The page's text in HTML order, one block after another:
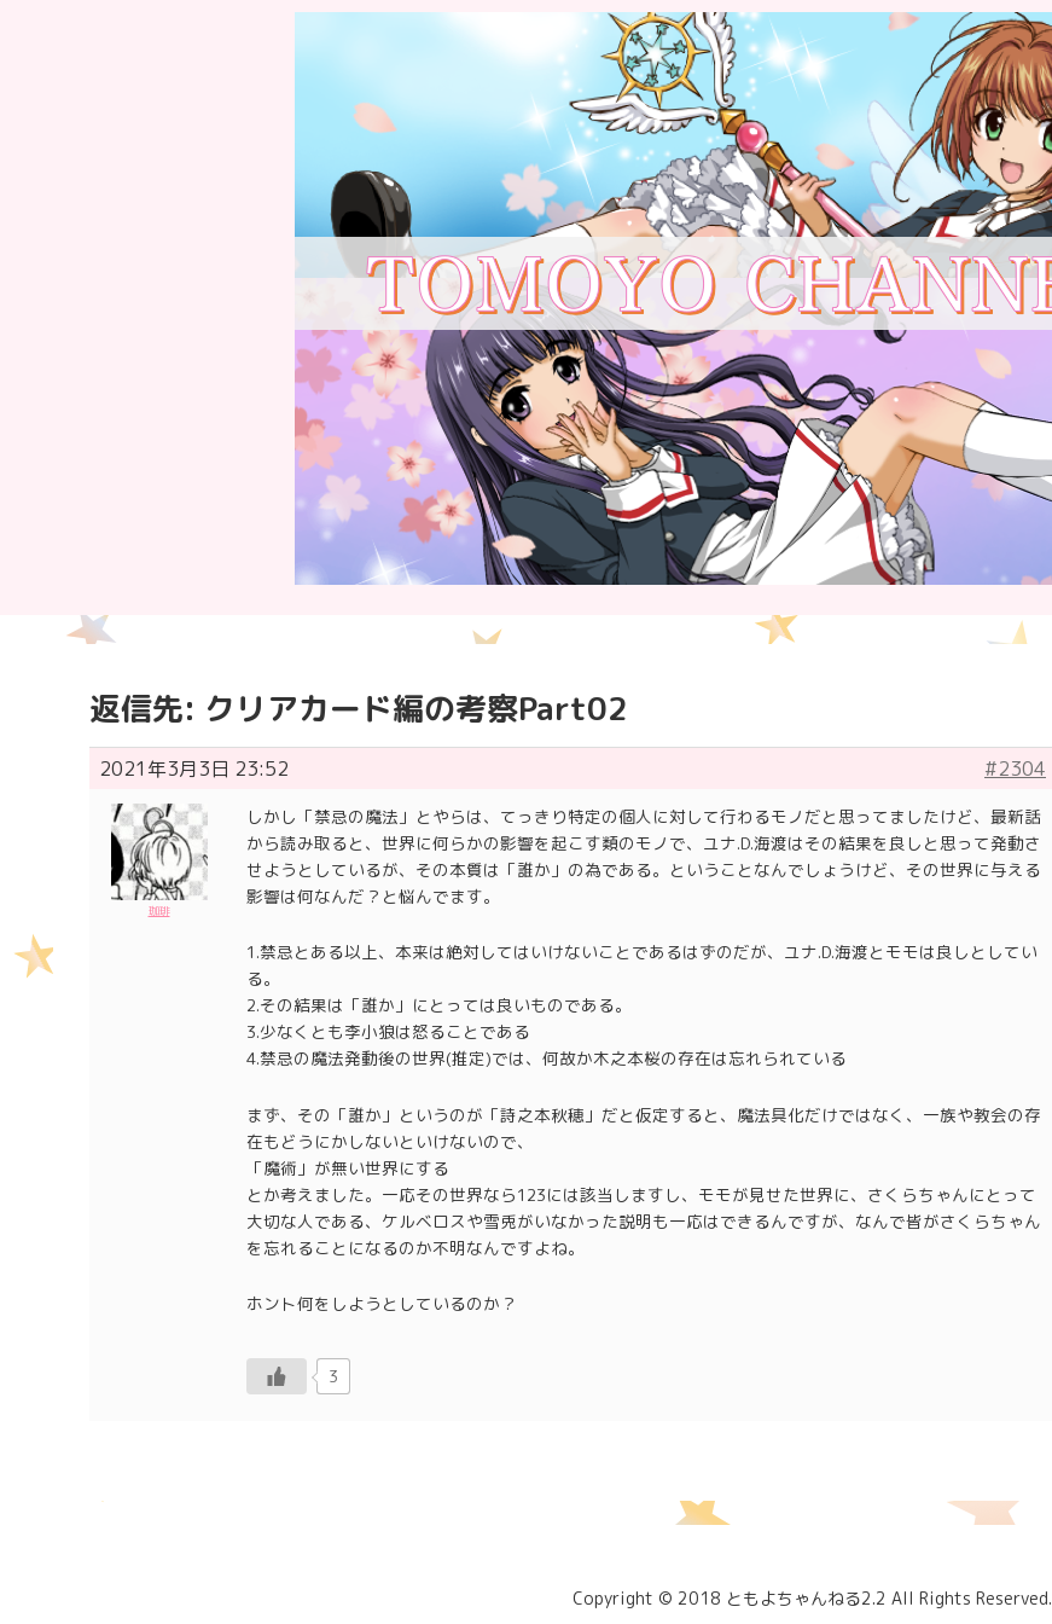
返信先: クリアカード編の考察Part02
2021年3月3日 23:52 #2304
珈琲
しかし「禁忌の魔法」とやらは、てっきり特定の個人に対して行わるモノだと思ってましたけど、最新話
から読み取ると、世界に何らかの影響を起こす類のモノで、ユナ.D.海渡はその結果を良しと思って発動さ
せようとしているが、その本質は「誰か」の為である。ということなんでしょうけど、その世界に与える
影響は何なんだ？と悩んでます。
1.禁忌とある以上、本来は絶対してはいけないことであるはずのだが、ユナ.D.海渡とモモは良しとしてい
る。
2.その結果は「誰か」にとっては良いものである。
3.少なくとも李小狼は怒ることである
4.禁忌の魔法発動後の世界(推定)では、何故か木之本桜の存在は忘れられている
まず、その「誰か」というのが「詩之本秋穂」だと仮定すると、魔法具化だけではなく、一族や教会の存
在もどうにかしないといけないので、
「魔術」が無い世界にする
とか考えました。一応その世界なら123には該当しますし、モモが見せた世界に、さくらちゃんにとって
大切な人である、ケルベロスや雪兎がいなかった説明も一応はできるんですが、なんで皆がさくらちゃん
を忘れることになるのか不明なんですよね。
ホント何をしようとしているのか？
3
Copyright © 2018 ともよちゃんねる2.2 All Rights Reserved.